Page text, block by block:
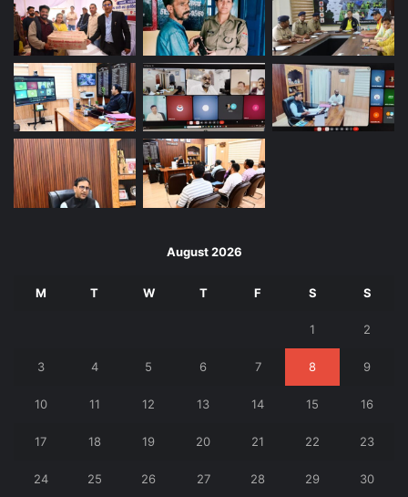
August 2026
M T W T F S S
1 2
3 4 5 6 7 8 9
10 11 12 13 14 15 16
17 18 19 20 21 22 23
24 25 26 27 28 29 30